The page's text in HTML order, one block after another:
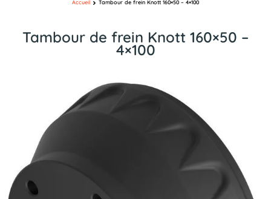
Tambour de frein Knott 160×50 –
4×100
Accueil Tambour de frein Knott 160×50 – 4×100